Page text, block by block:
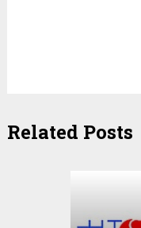
Related Posts